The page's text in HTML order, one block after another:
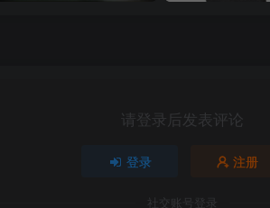
请登录后发表评论
登录 注册
社交账号登录